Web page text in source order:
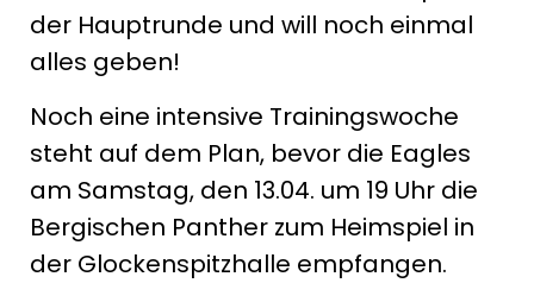
der Hauptrunde und will noch einmal
alles geben!
Noch eine intensive Trainingswoche
steht auf dem Plan, bevor die Eagles
am Samstag, den 13.04. um 19 Uhr die
Bergischen Panther zum Heimspiel in
der Glockenspitzhalle empfangen.